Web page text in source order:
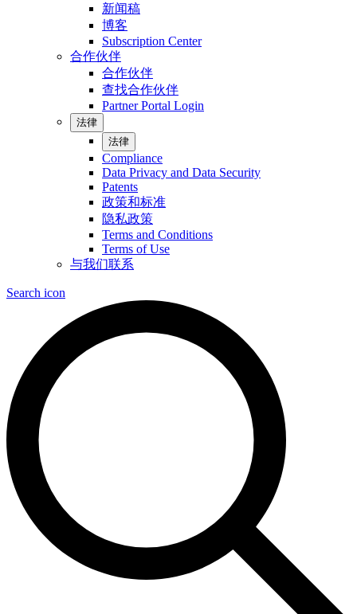
新闻稿
博客
Subscription Center
合作伙伴
合作伙伴
查找合作伙伴
Partner Portal Login
法律
法律
Compliance
Data Privacy and Data Security
Patents
政策和标准
隐私政策
Terms and Conditions
Terms of Use
与我们联系
Search icon